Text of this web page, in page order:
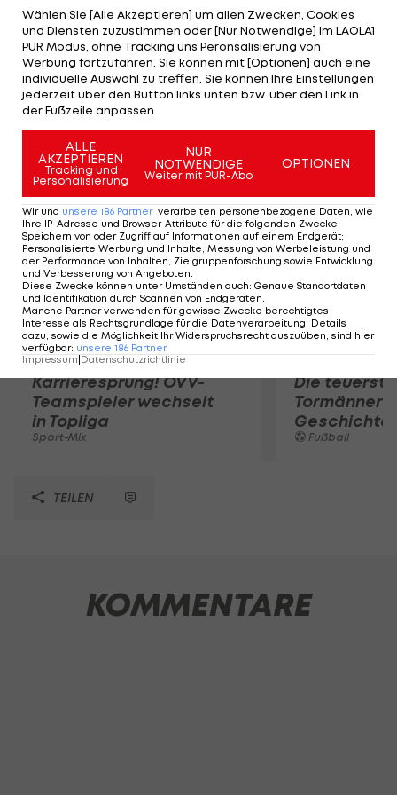
Testspiel gegen Neapel einen Ermüdungsbruch im
linken Fuß zugezogen und fällt daher sechs bis
acht Wochen aus. Damit fehlt der Wiener
wahrscheinlich auch beim ersten WM-
Qualifikations-Match am 11. September im Ernst-
Happel-Stadion gegen Deutschland.
Mehr zum Thema
Karrieresprung! ÖVV-
Teamspieler wechselt
in Topliga
Sport-Mix
Die
Tormänner
Geschichte
Fußball
TEILEN
KOMMENTARE
Wählen Sie [Alle Akzeptieren] um allen Zwecken, Cookies
und Diensten zuzustimmen oder [Nur Notwendige] im LAOLA1
PUR Modus, ohne Tracking uns Peronsalisierung von
Werbung fortzufahren. Sie können mit [Optionen] auch eine
individuelle Auswahl zu treffen. Sie können Ihre Einstellungen
jederzeit über den Button links unten bzw. über den Link in
der Fußzeile anpassen.
ALLE
AKZEPTIEREN
Tracking und
Personalisierung
NUR
NOTWENDIGE
Weiter mit PUR-Abo
OPTIONEN
Wir und unsere 186 Partner verarbeiten personenbezogene Daten, wie
Ihre IP-Adresse und Browser-Attribute für die folgenden Zwecke:
Speichern von oder Zugriff auf Informationen auf einem Endgerät;
Personalisierte Werbung und Inhalte, Messung von Werbeleistung und
der Performance von Inhalten, Zielgruppenforschung sowie Entwicklung
und Verbesserung von Angeboten.
Diese Zwecke können unter Umständen auch: Genaue Standortdaten
und Identifikation durch Scannen von Endgeräten.
Manche Partner verwenden für gewisse Zwecke berechtigtes
Interesse als Rechtsgrundlage für die Datenverarbeitung. Details
dazu, sowie die Möglichkeit Ihr Widerspruchsrecht auszuüben, sind hier
verfügbar: unsere 186 Partner
Impressum Datenschutzrichtlinie